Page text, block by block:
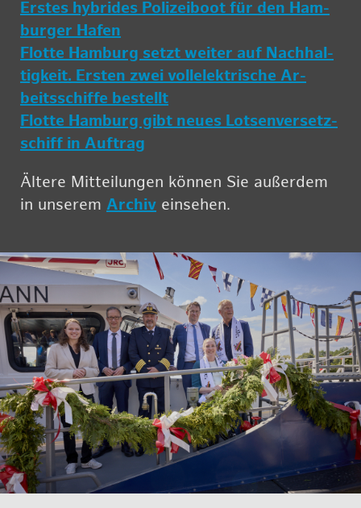
Ers­tes hy­bri­des Po­li­zei­boot für den Ham­
bur­ger Hafen
Flot­te Ham­burg setzt wei­ter auf Nach­hal­
tig­keit. Ers­ten zwei voll­elek­tri­sche Ar­
beits­schif­fe be­stellt
Flot­te Ham­burg gibt neues Lot­sen­ver­setz­
schiff in Auf­trag
Äl­te­re Mit­tei­lun­gen kön­nen Sie au­ßer­dem
in un­se­rem Ar­chiv ein­se­hen.